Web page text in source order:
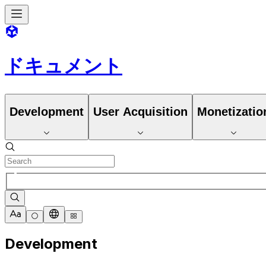
ドキュメント
Development User Acquisition
Development